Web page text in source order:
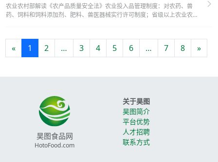
农业农村部解读《农产品质量安全法》农业投入品管理制度：对农药、兽
药、饲料和饲料添加剂、肥料、兽医器械实行许可制度；省级以上农业农村
« 1 2 … 3 4 5 6 … 7 8 »
昊图食品网
HotoFood.com
关于昊图
昊图简介
平台优势
人才招聘
联系方式